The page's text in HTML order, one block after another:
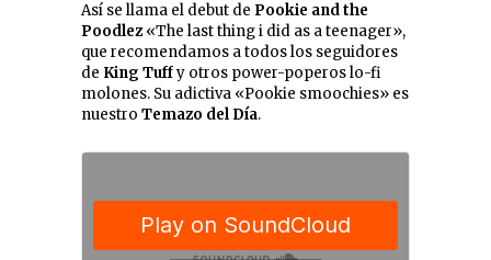
Así se llama el debut de Pookie and the
Poodlez «The last thing i did as a teenager»,
que recomendamos a todos los seguidores
de King Tuffy otros power-poperos lo-fi
molones. Su adictiva «Pookie smoochies» es
nuestro Temazo del Día.